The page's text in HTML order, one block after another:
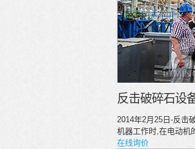
反击破碎石设
2014年2月25日-反击
机器工作时,在电动
在线询价